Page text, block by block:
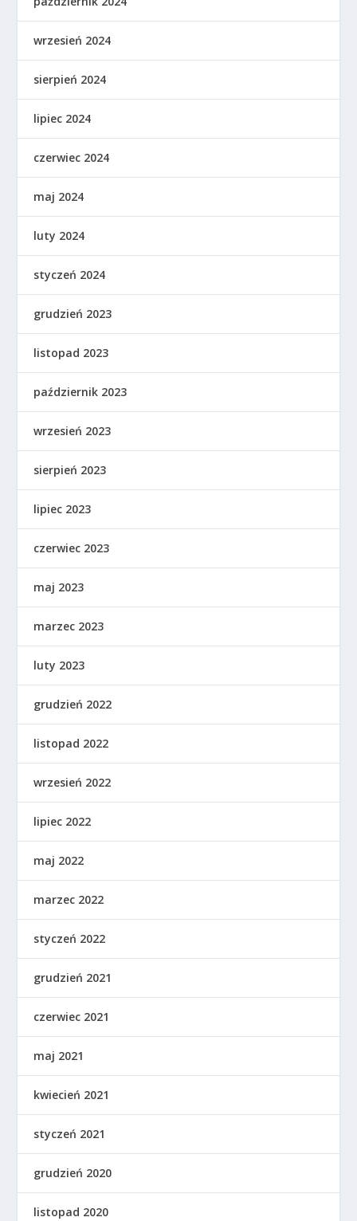
wrzesień 2024
sierpień 2024
lipiec 2024
czerwiec 2024
maj 2024
luty 2024
styczeń 2024
grudzień 2023
listopad 2023
październik 2023
wrzesień 2023
sierpień 2023
lipiec 2023
czerwiec 2023
maj 2023
marzec 2023
luty 2023
grudzień 2022
listopad 2022
wrzesień 2022
lipiec 2022
maj 2022
marzec 2022
styczeń 2022
grudzień 2021
czerwiec 2021
maj 2021
kwiecień 2021
styczeń 2021
grudzień 2020
listopad 2020